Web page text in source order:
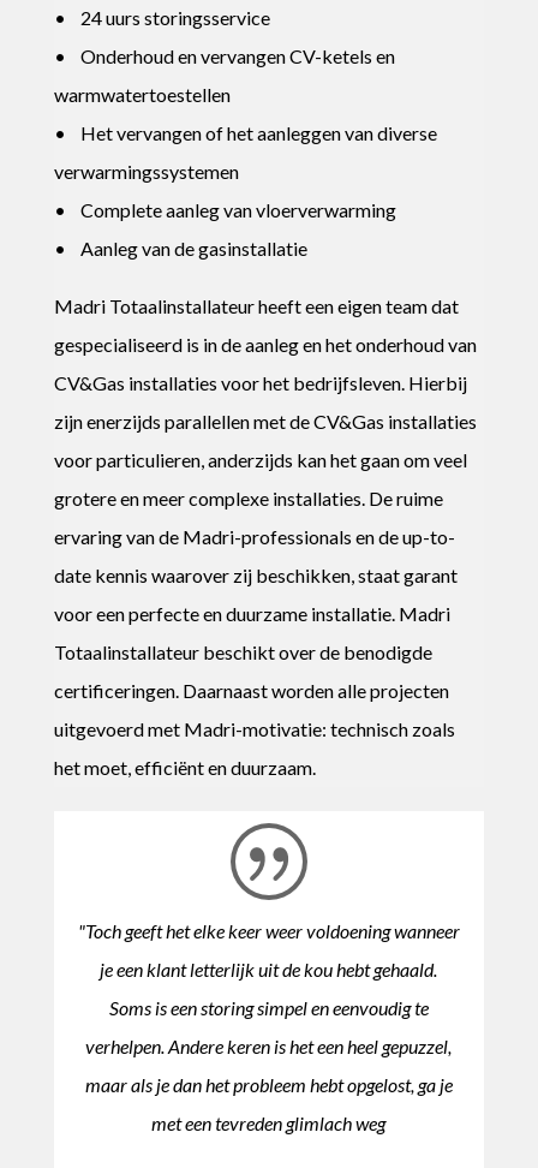
• 24 uurs storingsservice
• Onderhoud en vervangen CV-ketels en
warmwatertoestellen
• Het vervangen of het aanleggen van diverse
verwarmingssystemen
• Complete aanleg van vloerverwarming
• Aanleg van de gasinstallatie
Madri Totaalinstallateur heeft een eigen team dat
gespecialiseerd is in de aanleg en het onderhoud van
CV&Gas installaties voor het bedrijfsleven. Hierbij
zijn enerzijds parallellen met de CV&Gas installaties
voor particulieren, anderzijds kan het gaan om veel
grotere en meer complexe installaties. De ruime
ervaring van de Madri-professionals en de up-to-
date kennis waarover zij beschikken, staat garant
voor een perfecte en duurzame installatie. Madri
Totaalinstallateur beschikt over de benodigde
certificeringen. Daarnaast worden alle projecten
uitgevoerd met Madri-motivatie: technisch zoals
het moet, efficiënt en duurzaam.
"Toch geeft het elke keer weer voldoening wanneer
je een klant letterlijk uit de kou hebt gehaald.
Soms is een storing simpel en eenvoudig te
verhelpen. Andere keren is het een heel gepuzzel,
maar als je dan het probleem hebt opgelost, ga je
met een tevreden glimlach weg